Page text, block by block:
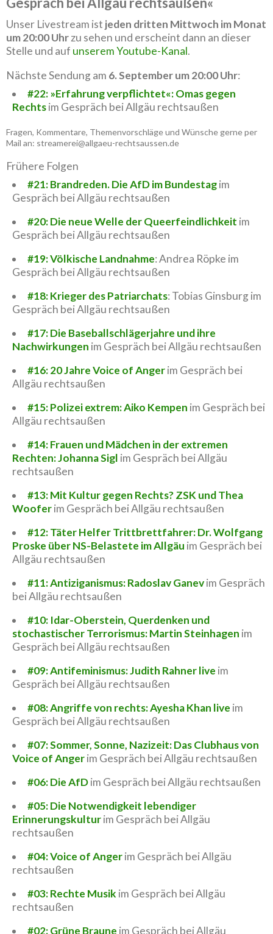
Unser Livestream ist jeden dritten Mittwoch im Monat
um 20:00 Uhrzu sehen und erscheint dann an dieser
Stelle und auf unserem Youtube-Kanal.
Nächste Sendung am 6. September um 20:00 Uhr:
#22: »Erfahrung verpflichtet«: Omas gegen
Rechtsim Gespräch bei Allgäu rechtsaußen
Fragen, Kommentare, Themenvorschläge und Wünsche gerne per
Mail an: streamerei@allgaeu-rechtsaussen.de
Frühere Folgen
#21: Brandreden. Die AfD im Bundestagim
Gespräch bei Allgäu rechtsaußen
#20: Die neue Welle der Queerfeindlichkeit im
Gespräch bei Allgäu rechtsaußen
#19: Völkische Landnahme: Andrea Röpke im
Gespräch bei Allgäu rechtsaußen
#18: Krieger des Patriarchats: Tobias Ginsburg im
Gespräch bei Allgäu rechtsaußen
#17: Die Baseballschlägerjahre und ihre
Nachwirkungen im Gespräch bei Allgäu rechtsaußen
#16: 20 Jahre Voice of Angerim Gespräch bei
Allgäu rechtsaußen
#15: Polizei extrem: Aiko Kempen im Gespräch bei
Allgäu rechtsaußen
#14: Frauen und Mädchen in der extremen
Rechten: Johanna Sigl im Gespräch bei Allgäu
rechtsaußen
#13: Mit Kultur gegen Rechts? ZSK und Thea
Wooferim Gespräch bei Allgäu rechtsaußen
#12: Täter Helfer Trittbrettfahrer: Dr. Wolfgang
Proske über NS-Belastete im Allgäu im Gespräch bei
Allgäu rechtsaußen
#11: Antiziganismus: Radoslav Ganevim Gespräch
bei Allgäu rechtsaußen
#10: Idar-Oberstein, Querdenken und
stochastischer Terrorismus: Martin Steinhagen im
Gespräch bei Allgäu rechtsaußen
#09: Antifeminismus: Judith Rahner live im
Gespräch bei Allgäu rechtsaußen
#08: Angriffe von rechts: Ayesha Khan live im
Gespräch bei Allgäu rechtsaußen
#07: Sommer, Sonne, Nazizeit: Das Clubhaus von
Voice of Angerim Gespräch bei Allgäu rechtsaußen
#06: Die AfDim Gespräch bei Allgäu rechtsaußen
#05: Die Notwendigkeit lebendiger
Erinnerungskulturim Gespräch bei Allgäu
rechtsaußen
#04: Voice of Angerim Gespräch bei Allgäu
rechtsaußen
#03: Rechte Musik im Gespräch bei Allgäu
rechtsaußen
#02: Grüne Braune im Gespräch bei Allgäu